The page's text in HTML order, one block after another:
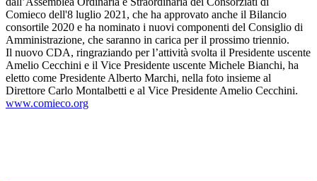
Comieco dell'8 luglio 2021, che ha approvato anche il Bilancio
consortile 2020 e ha nominato i nuovi componenti del Consiglio di
Amministrazione, che saranno in carica per il prossimo triennio.
Il nuovo CDA, ringraziando per l’attività svolta il Presidente uscente
Amelio Cecchini e il Vice Presidente uscente Michele Bianchi, ha
eletto come Presidente Alberto Marchi, nella foto insieme al
Direttore Carlo Montalbetti e al Vice Presidente Amelio Cecchini.
www.comieco.org